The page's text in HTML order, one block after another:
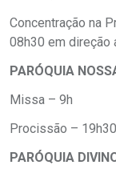
Concentração na
08h30 em direção
PARÓQUIA
Missa – 9h
Procissão – 19h30
PARÓQUIA